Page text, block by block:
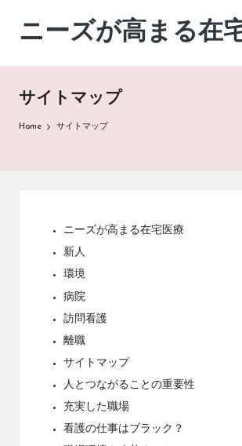
ニーズが高まる在
サイトマップ
Home サイトマップ
ニーズが高まる在宅医療
新人
環境
病院
訪問看護
離職
サイトマップ
人とつながることの重要性
充実した職場
看護の仕事はブラック？